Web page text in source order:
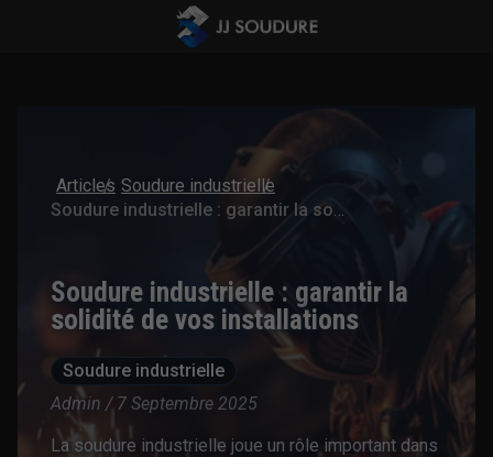
Articles Soudure industrielle
Soudure industrielle : garantir la solidité de vos installations
Soudure industrielle : garantir la
solidité de vos installations
Soudure industrielle
Admin / 7 Septembre 2025
La soudure industrielle joue un rôle important dans